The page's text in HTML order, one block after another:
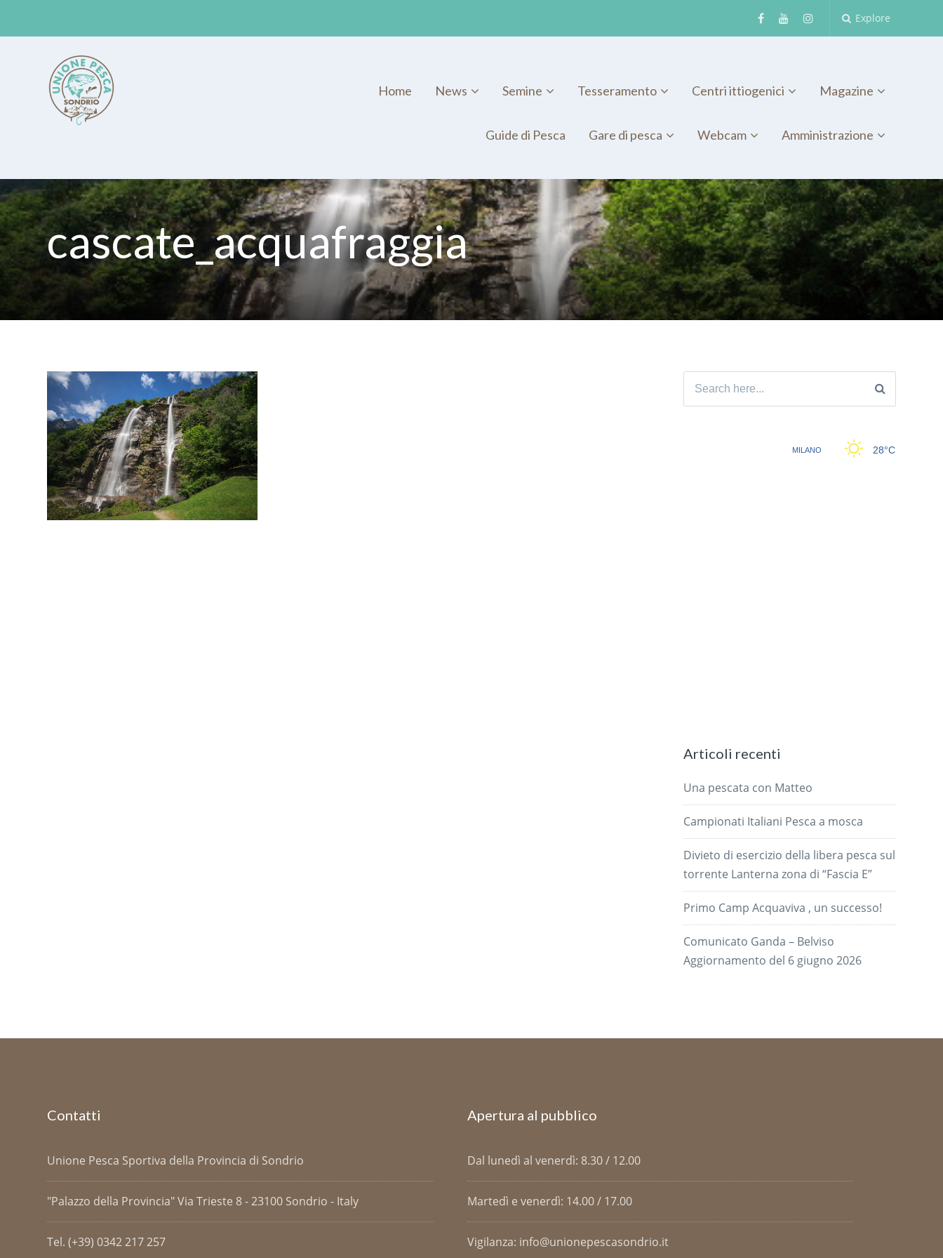
Explore
Home News Semine Tesseramento Centri ittiogenici Magazine
Guide di Pesca Gare di pesca Webcam Amministrazione
cascate_acquafraggia
Search
Articoli recenti
Una pescata con Matteo
Campionati Italiani Pesca a mosca
Divieto di esercizio della libera pesca sul
torrente Lanterna zona di “Fascia E”
Primo Camp Acquaviva , un successo!
Comunicato Ganda – Belviso
Aggiornamento del 6 giugno 2026
Contatti
Unione Pesca Sportiva della Provincia di Sondrio
"Palazzo della Provincia" Via Trieste 8 - 23100 Sondrio - Italy
Tel. (+39) 0342 217 257
Apertura al pubblico
Dal lunedì al venerdì: 8.30 / 12.00
Martedì e venerdì: 14.00 / 17.00
Vigilanza: info@unionepescasondrio.it